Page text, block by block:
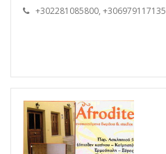
+302281085800, +306979117135